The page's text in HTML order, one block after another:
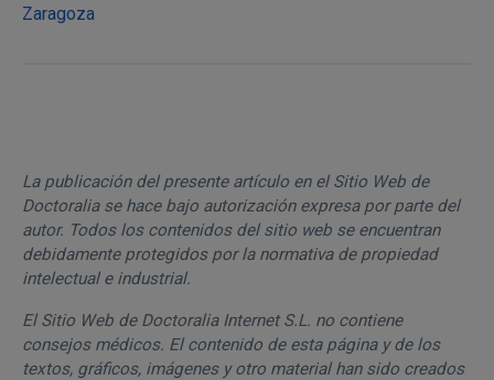
Zaragoza
La publicación del presente artículo en el Sitio Web de
Doctoralia se hace bajo autorización expresa por parte del
autor. Todos los contenidos del sitio web se encuentran
debidamente protegidos por la normativa de propiedad
intelectual e industrial.
El Sitio Web de Doctoralia Internet S.L. no contiene
consejos médicos. El contenido de esta página y de los
textos, gráficos, imágenes y otro material han sido creados